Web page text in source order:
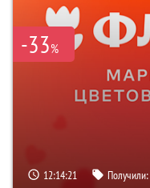
-33%
12:14:20 Получили: